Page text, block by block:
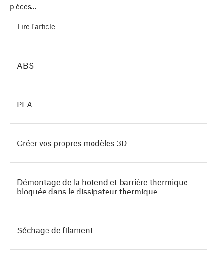
pièces…
Lire l'article
ABS
PLA
Créer vos propres modèles 3D
Démontage de la hotend et barrière thermique
bloquée dans le dissipateur thermique
Séchage de filament